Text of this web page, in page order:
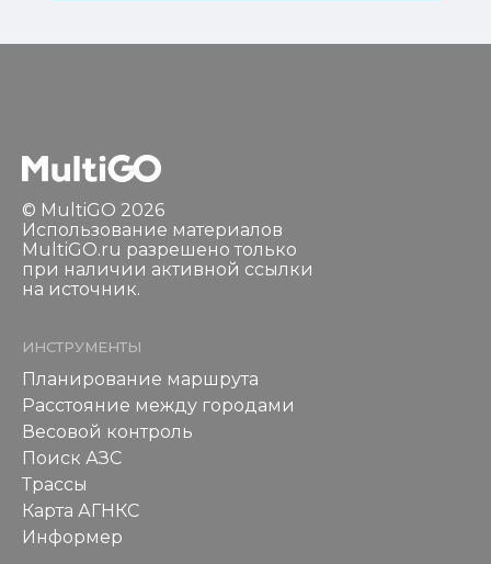
© MultiGO 2026
Использование материалов
MultiGO.ru разрешено только
при наличии активной ссылки
на источник.
ИНСТРУМЕНТЫ
Планирование маршрута
Расстояние между городами
Весовой контроль
Поиск АЗС
Трассы
Карта АГНКС
Информер